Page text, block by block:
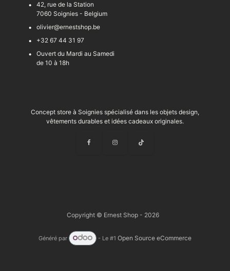
42, rue de la Station
7060 Soignies - Belgium
olivier@ernestshop.be
+32 67 44 31 97
Ouvert du Mardi au Samedi
de 10 à 18h
Concept store à Soignies spécialisé dans les objets design,
vêtements durables et idées cadeaux originales.
Copyright © Ernest Shop - 2026
Généré par - Le #1Open Source eCommerce